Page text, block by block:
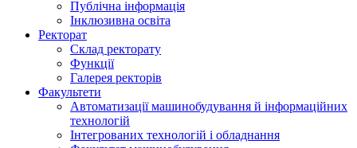
Публічна інформація
Інклюзивна освіта
Ректорат
Склад ректорату
Функції
Галерея ректорів
Факультети
Автоматизації машинобудування й інформаційних
технологій
Інтегрованих технологій і обладнання